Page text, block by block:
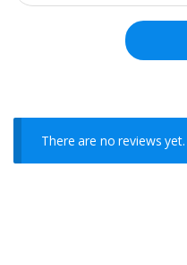
There are no reviews yet.